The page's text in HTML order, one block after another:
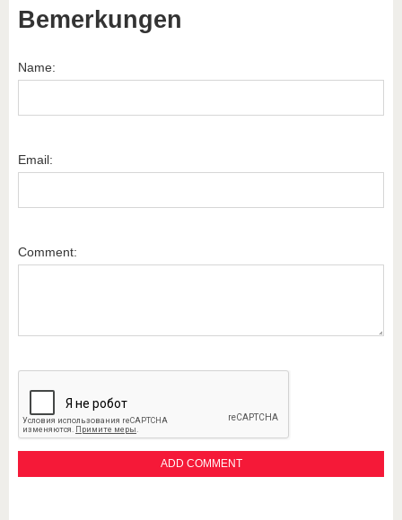
Bemerkungen
Name:
Email:
Comment: